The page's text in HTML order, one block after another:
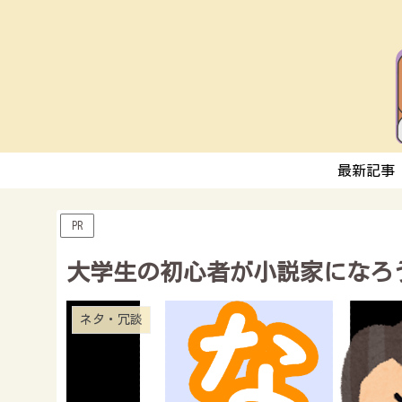
最新記事
PR
大学生の初心者が小説家にな
ネタ・冗談